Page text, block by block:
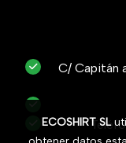
C/ Capitán
ECOSHIRT SL